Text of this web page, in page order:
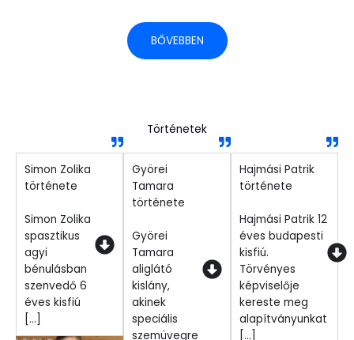
BŐVEBBEN
Történetek
Simon Zolika
története
Simon Zolika
spasztikus
agyi
bénulásban
szenvedő 6
éves kisfiú
[...]
Györei
Tamara
története
Györei
Tamara
aliglátó
kislány,
akinek
speciális
szemüvegre
Hajmási Patrik
története
Hajmási Patrik 12
éves budapesti
kisfiú.
Törvényes
képviselője
kereste meg
alapítványunkat
[...]